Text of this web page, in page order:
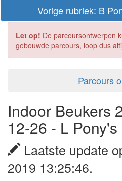
Vorige rubriek: B
Let op! De parcoursontwerpen
gebouwde parcours, loop dus
Parcours
Indoor Beukers
12-26 - L
Laatste update
2019 13:25:46.